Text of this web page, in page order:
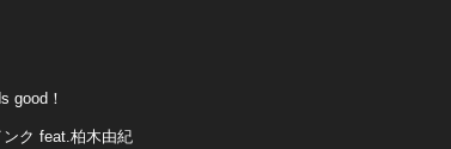
good！
ク feat.柏木由紀